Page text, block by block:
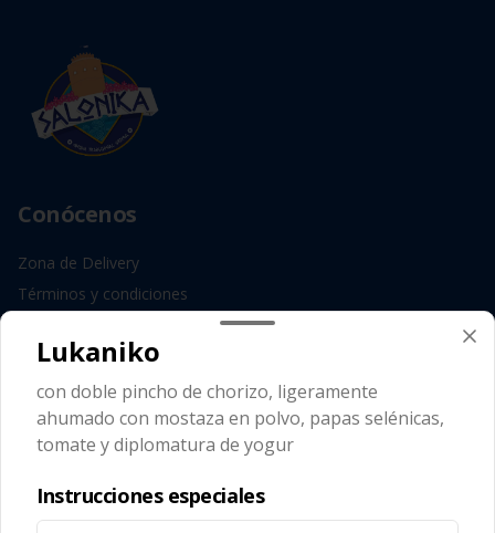
Conócenos
Zona de Delivery
Términos y condiciones
Instagram
Facebook
Mi cuenta
Lukaniko
con doble pincho de chorizo, ligeramente
ahumado con mostaza en polvo, papas selénicas,
tomate y diplomatura de yogur
Instrucciones especiales